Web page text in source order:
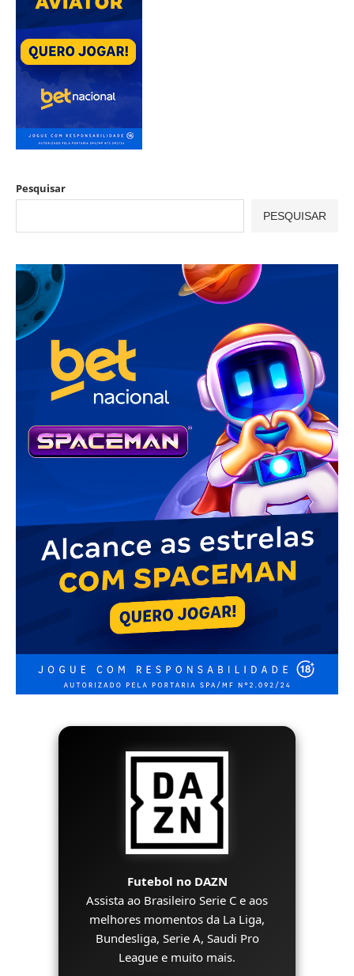
Pesquisar
PESQUISAR
Futebol no DAZN
Assista ao Brasileiro Serie C e aos
melhores momentos da La Liga,
Bundesliga, Serie A, Saudi Pro
League e muito mais.